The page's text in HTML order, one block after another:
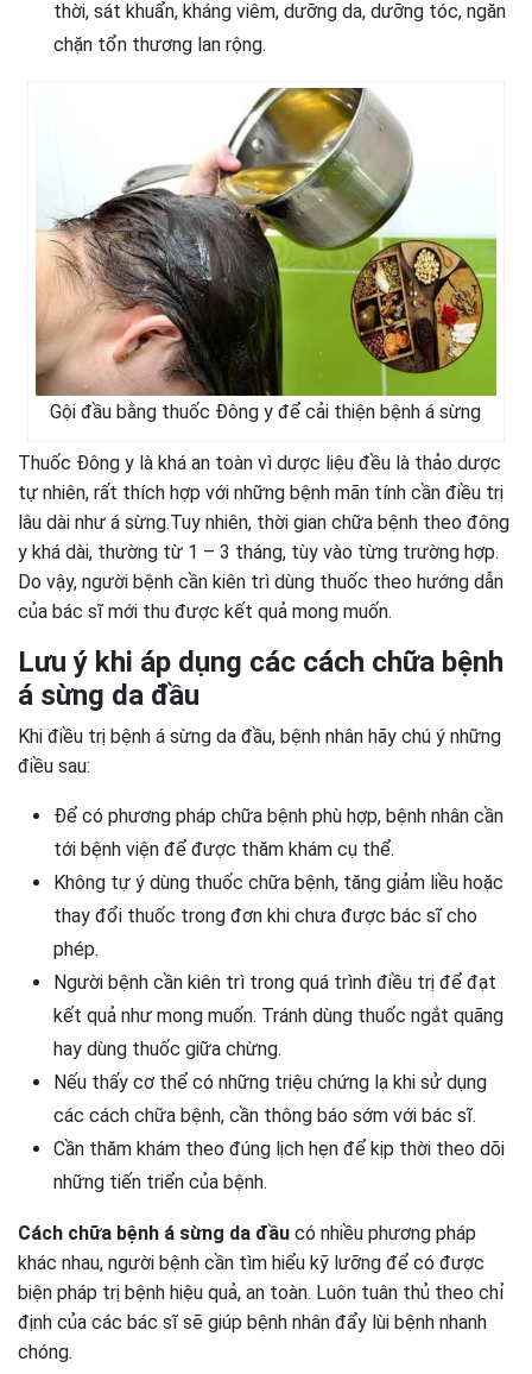
thời, sát khuẩn, kháng viêm, dưỡng da, dưỡng tóc, ngăn
chặn tổn thương lan rộng.
Gội đầu bằng thuốc Đông y để cải thiện bệnh á sừng
Thuốc Đông y là khá an toàn vì dược liệu đều là thảo dược
tự nhiên, rất thích hợp với những bệnh mãn tính cần điều trị
lâu dài như á sừng.Tuy nhiên, thời gian chữa bệnh theo đông
y khá dài, thường từ 1 – 3 tháng, tùy vào từng trường hợp.
Do vậy, người bệnh cần kiên trì dùng thuốc theo hướng dẫn
của bác sĩ mới thu được kết quả mong muốn.
Lưu ý khi áp dụng các cách chữa bệnh
á sừng da đầu
Khi điều trị bệnh á sừng da đầu, bệnh nhân hãy chú ý những
điều sau:
Để có phương pháp chữa bệnh phù hợp, bệnh nhân cần
tới bệnh viện để được thăm khám cụ thể.
Không tự ý dùng thuốc chữa bệnh, tăng giảm liều hoặc
thay đổi thuốc trong đơn khi chưa được bác sĩ cho
phép.
Người bệnh cần kiên trì trong quá trình điều trị để đạt
kết quả như mong muốn. Tránh dùng thuốc ngắt quãng
hay dùng thuốc giữa chừng.
Nếu thấy cơ thể có những triệu chứng lạ khi sử dụng
các cách chữa bệnh, cần thông báo sớm với bác sĩ.
Cần thăm khám theo đúng lịch hẹn để kịp thời theo dõi
những tiến triển của bệnh.
Cách chữa bệnh á sừng da đầu có nhiều phương pháp
khác nhau, người bệnh cần tìm hiểu kỹ lưỡng để có được
biện pháp trị bệnh hiệu quả, an toàn. Luôn tuân thủ theo chỉ
định của các bác sĩ sẽ giúp bệnh nhân đẩy lùi bệnh nhanh
chóng.